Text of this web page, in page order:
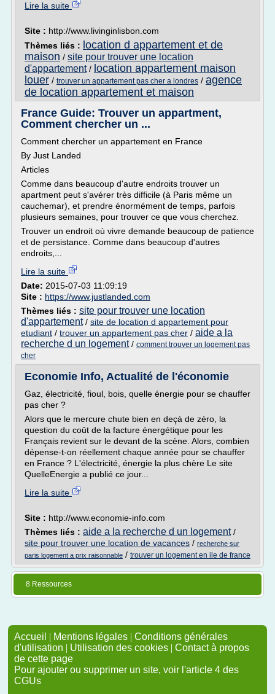
Lire la suite
Site : http://www.livinginlisbon.com
Thèmes liés : location d appartement et de
maison / site pour trouver une location
d'appartement/ location appartement maison
louer / trouver un appartement pas cher a londres / agence
de location appartement et maison
France Guide: Trouver un appartment,
Comment chercher un ...
Comment chercher un appartement en France
By Just Landed
Articles
Comme dans beaucoup d'autre endroits trouver un
apartment peut s'avérer très difficile (à Paris même un
cauchemar), et prendre énormément de temps, parfois
plusieurs semaines, pour trouver ce que vous cherchez.
Trouver un endroit où vivre demande beaucoup de patience
et de persistance. Comme dans beaucoup d'autres
endroits,...
Lire la suite
Date: 2015-07-03 11:09:19
Site : https://www.justlanded.com
Thèmes liés : site pour trouver une location
d'appartement/ site de location d appartement pour
etudiant / trouver un appartement pas cher / aide a la
recherche d un logement/ comment trouver un logement pas
cher
Economie Info, Actualité de l'économie
Gaz, électricité, fioul, bois, quelle énergie pour se chauffer
pas cher ?
Alors que le mercure chute bien en deçà de zéro, la
question du coût de la facture énergétique pour les
Français revient sur le devant de la scène. Alors, combien
dépense-t-on réellement chaque année pour se chauffer
en France ? L'électricité, énergie la plus chère Le site
QuelleEnergie a publié ce jour...
Lire la suite
Site : http://www.economie-info.com
Thèmes liés : aide a la recherche d un logement/
site pour trouver une location de vacances / recherche sur
paris logement a prix raisonnable / trouver un logement en ile de france
8 Ressources
Accueil | Mentions légales | Conditions générales
d'utilisation | Utilisation des cookies | Contact à propos
de cette page
Pour ajouter ou supprimer un site, voir l'article 4 des
CGUs